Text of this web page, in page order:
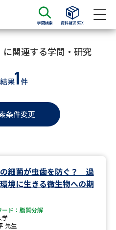
学問検索 資料請求BOX
資料検索
求
学部・学科パンフ
求
に関連する学問・研究
果1件
条件変更
細菌が虫歯を防ぐ？ 過
境に生きる微生物への期
ード：脂質分解
学
先生